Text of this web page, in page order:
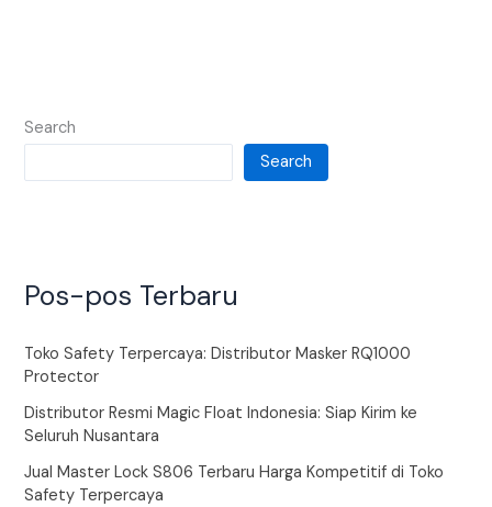
Search
Search
Pos-pos Terbaru
Toko Safety Terpercaya: Distributor Masker RQ1000
Protector
Distributor Resmi Magic Float Indonesia: Siap Kirim ke
Seluruh Nusantara
Jual Master Lock S806 Terbaru Harga Kompetitif di Toko
Safety Terpercaya